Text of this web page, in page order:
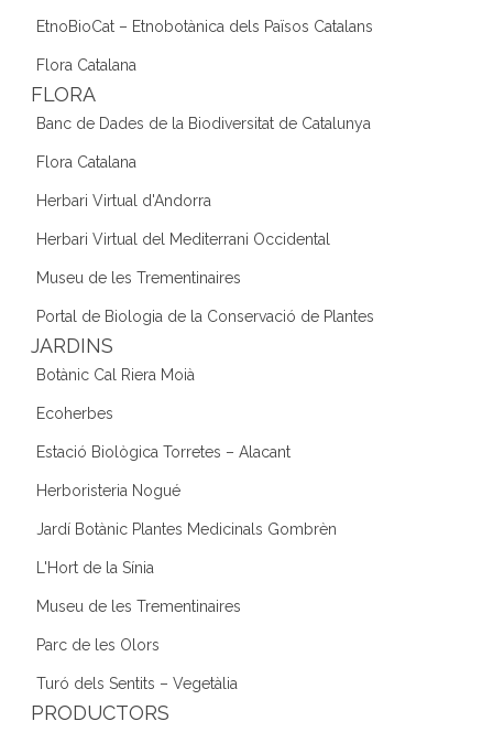
EtnoBioCat – Etnobotànica dels Països Catalans
Flora Catalana
FLORA
Banc de Dades de la Biodiversitat de Catalunya
Flora Catalana
Herbari Virtual d'Andorra
Herbari Virtual del Mediterrani Occidental
Museu de les Trementinaires
Portal de Biologia de la Conservació de Plantes
JARDINS
Botànic Cal Riera Moià
Ecoherbes
Estació Biològica Torretes – Alacant
Herboristeria Nogué
Jardí Botànic Plantes Medicinals Gombrèn
L'Hort de la Sínia
Museu de les Trementinaires
Parc de les Olors
Turó dels Sentits – Vegetàlia
PRODUCTORS